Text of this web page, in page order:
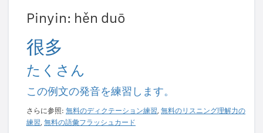
Pinyin: hěn duō
很多
たくさん
この例文の発音を練習します。
さらに参照: 無料のディクテーション練習, 無料のリスニング理解力の
練習, 無料の語彙フラッシュカード